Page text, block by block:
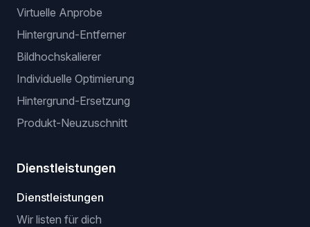
Virtuelle Anprobe
Hintergrund-Entferner
Bildhochskalierer
Individuelle Optimierung
Hintergrund-Ersetzung
Produkt-Neuzuschnitt
Dienstleistungen
Dienstleistungen
Wir listen für dich